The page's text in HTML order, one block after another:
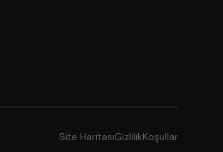
Site HaritasıGizlilikKoşullar